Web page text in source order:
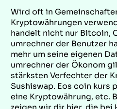
Wird oft in
Kryptowährungen
handelt nicht nur Bitcoin,
umrechner der Benutzer
mehr um seine eigenen
umrechner der Ökonom
stärksten Verfechter der
Sushiswap. Eos coin
eine Kryptowährung, etc.